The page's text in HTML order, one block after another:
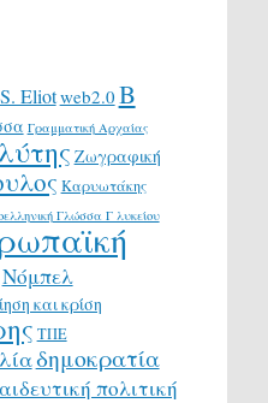
Eliotweb2.0 Β
Γραμματική Αρχαίας
Ζωγραφική
Καρυωτάκης
Γλώσσα Γ λυκείου
Νόμπελ
και κρίση
ΤΠΕ
δημοκρατία
πολιτική